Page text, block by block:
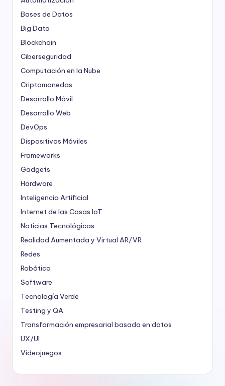
Bases de Datos
Big Data
Blockchain
Ciberseguridad
Computación en la Nube
Criptomonedas
Desarrollo Móvil
Desarrollo Web
DevOps
Dispositivos Móviles
Frameworks
Gadgets
Hardware
Inteligencia Artificial
Internet de las Cosas IoT
Noticias Tecnológicas
Realidad Aumentada y Virtual AR/VR
Redes
Robótica
Software
Tecnología Verde
Testing y QA
Transformación empresarial basada en datos
UX/UI
Videojuegos